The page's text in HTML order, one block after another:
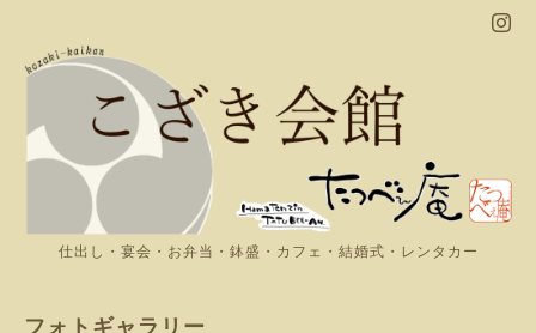
仕出し・宴会・お弁当・鉢盛・カフェ・結婚式・レンタカー
フォトギャラリー